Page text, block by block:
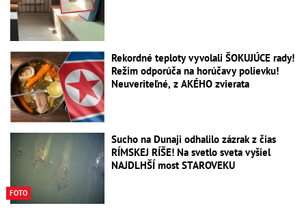
Rekordné teploty vyvolali ŠOKUJÚCE rady!
Režim odporúča na horúčavy polievku!
Neuveriteľné, z AKÉHO zvierata
FOTO
Sucho na Dunaji odhalilo zázrak z čias
RÍMSKEJ RÍŠE! Na svetlo sveta vyšiel
NAJDLHŠÍ most STAROVEKU